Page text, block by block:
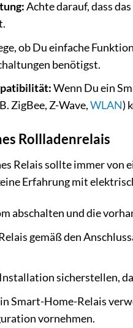
Achte darauf, dass
ob Du einfache
benötigst.
Wenn Du ein
ZigBee, Z-Wave,WLAN)
Rollladenrelais
Relais sollte immer von
Erfahrung mit
abschalten und die
gemäß den
sicherstellen,
Smart-Home-Relais
vornehmen.